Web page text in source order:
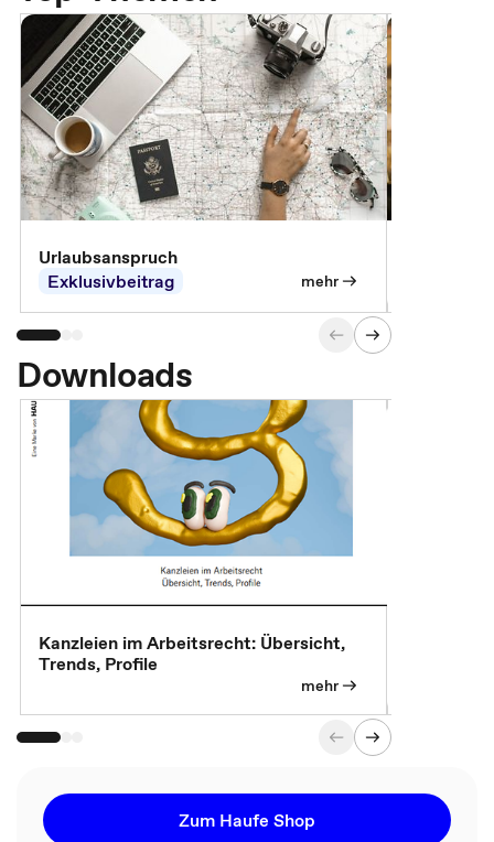
Urlaubsanspruch
Exklusivbeitrag
mehr
Downloads
Kanzleien im Arbeitsrecht: Übersicht,
Trends, Profile
mehr
Zum Haufe Shop